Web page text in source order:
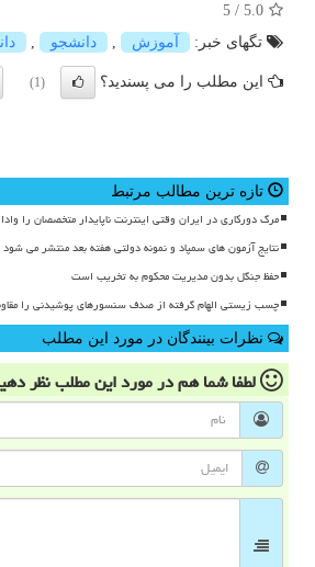
5.0
/
5
تگهای خبر:
آموزش دانشجو
این مطلب را می پسندید؟ (1)
تازه ترین مطالب مرتبط
مرگ دورکاری در ایران وقتی اینترنت ناپایدار متخصصان را
نتایج آزمون های سمپاد و نمونه دولتی هفته بعد منتشر می شود
حفظ جنگل بدون مدیریت محکوم به تخریب است
چسب زیستی الهام گرفته از صدف سنسورهای پوشیدنی را
نظرات بینندگان در مورد این مطلب
لطفا شما همدر مورد این مطلبنظر